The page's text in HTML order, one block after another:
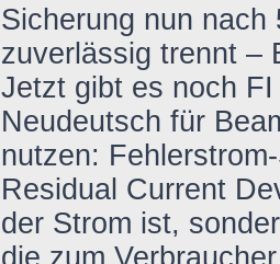
Sicherung nun nach
zuverlässig trennt –
Jetzt gibt es noch FI
Neudeutsch für
nutzen:
Residual Current
der Strom ist,
die zum